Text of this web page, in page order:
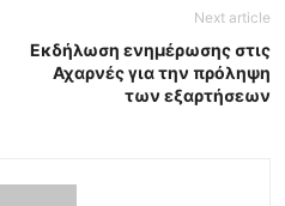
Next article
Εκδήλωση ενημέρωσης στις
Αχαρνές για την πρόληψη
των εξαρτήσεων